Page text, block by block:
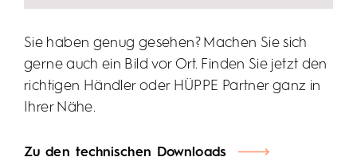
Sie haben genug gesehen? Machen Sie sich
gerne auch ein Bild vor Ort. Finden Sie jetzt den
richtigen Händler oder HÜPPE Partner ganz in
Ihrer Nähe.
Zu den technischen Downloads